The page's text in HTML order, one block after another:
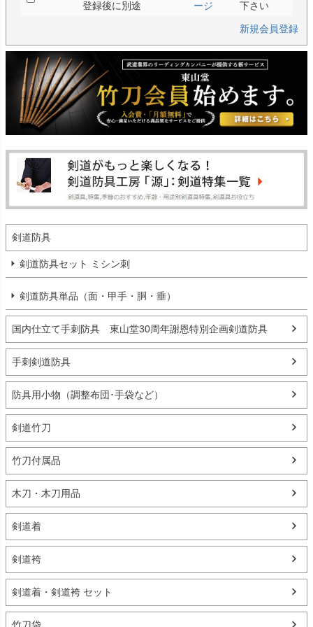
登録後に別途 ージ 下さい
新規会員登録
剣道防具
剣道防具セット ミシン刺
剣道防具単品（面・甲手・胴・垂）
国内仕立て手刺防具 東山堂30周年謝恩特別企画剣道防具
手刺剣道防具
防具用小物（調整布団･手袋など）
剣道竹刀
竹刀付属品
木刀・木刀用品
剣道着
剣道袴
剣道着・剣道袴 セット